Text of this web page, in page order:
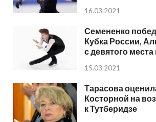
16.03.2021
Семененко
Кубка России,
с девятого места
15.03.2021
Тарасова
Косторной на
к Тутберидзе